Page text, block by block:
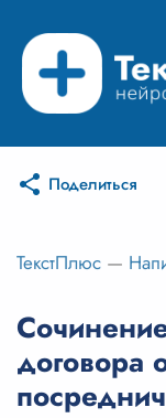
Режимы
Цены
Вход
Вход с Telegram
Поделиться
ТекстПлюс —
договора